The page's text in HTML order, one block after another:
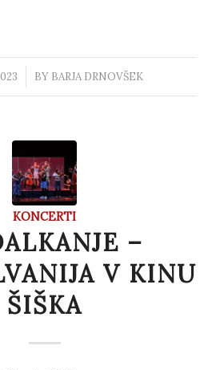
BY BARJA DRNOVŠEK
KONCERTI
–
V KINU
ŠIŠKA